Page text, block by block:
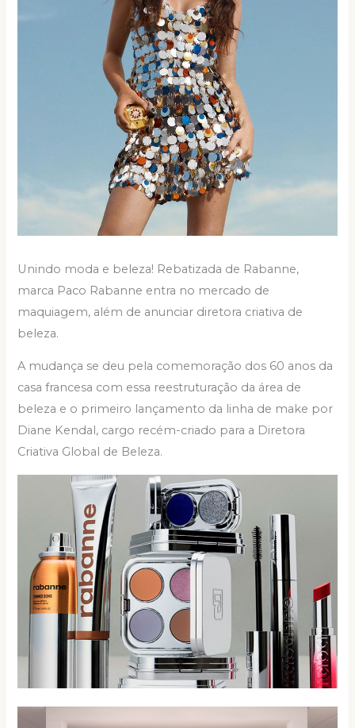
Unindo moda e beleza! Rebatizada de Rabanne,
marca Paco Rabanne entra no mercado de
maquiagem, além de anunciar diretora criativa de
beleza.
A mudança se deu pela comemoração dos 60 anos da
casa francesa com essa reestruturação da área de
beleza e o primeiro lançamento da linha de make por
Diane Kendal, cargo recém-criado para a Diretora
Criativa Global de Beleza.